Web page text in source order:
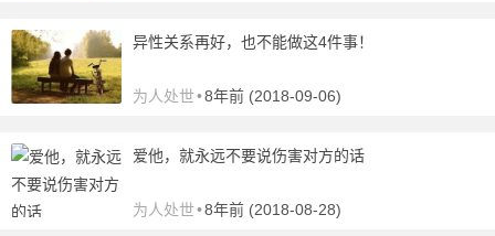
异性关系再好，也不能做这4件事！
为人处世•8年前 (2018-09-06)
爱他，就永远不要说伤害对方的话
为人处世•8年前 (2018-08-28)